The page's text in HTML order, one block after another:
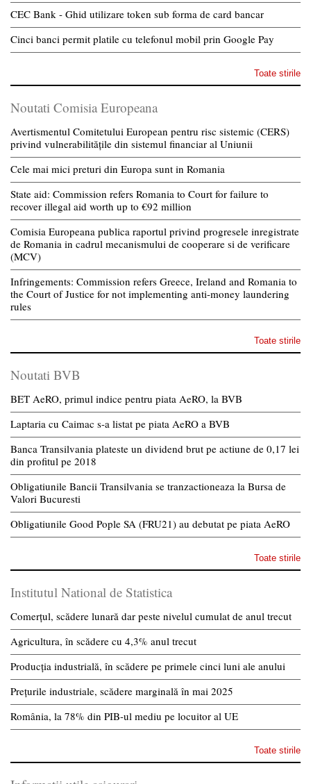
CEC Bank - Ghid utilizare token sub forma de card bancar
Cinci banci permit platile cu telefonul mobil prin Google Pay
Toate stirile
Noutati Comisia Europeana
Avertismentul Comitetului European pentru risc sistemic (CERS)
privind vulnerabilitățile din sistemul financiar al Uniunii
Cele mai mici preturi din Europa sunt in Romania
State aid: Commission refers Romania to Court for failure to
recover illegal aid worth up to €92 million
Comisia Europeana publica raportul privind progresele inregistrate
de Romania in cadrul mecanismului de cooperare si de verificare
(MCV)
Infringements: Commission refers Greece, Ireland and Romania to
the Court of Justice for not implementing anti-money laundering
rules
Toate stirile
Noutati BVB
BET AeRO, primul indice pentru piata AeRO, la BVB
Laptaria cu Caimac s-a listat pe piata AeRO a BVB
Banca Transilvania plateste un dividend brut pe actiune de 0,17 lei
din profitul pe 2018
Obligatiunile Bancii Transilvania se tranzactioneaza la Bursa de
Valori Bucuresti
Obligatiunile Good Pople SA (FRU21) au debutat pe piata AeRO
Toate stirile
Institutul National de Statistica
Comerțul, scădere lunară dar peste nivelul cumulat de anul trecut
Agricultura, în scădere cu 4,3% anul trecut
Producția industrială, în scădere pe primele cinci luni ale anului
Prețurile industriale, scădere marginală în mai 2025
România, la 78% din PIB-ul mediu pe locuitor al UE
Toate stirile